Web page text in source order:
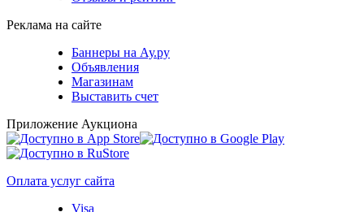
Реклама на сайте
Баннеры на Ау.ру
Объявления
Магазинам
Выставить счет
Приложение Аукциона
Оплата услуг сайта
Visa